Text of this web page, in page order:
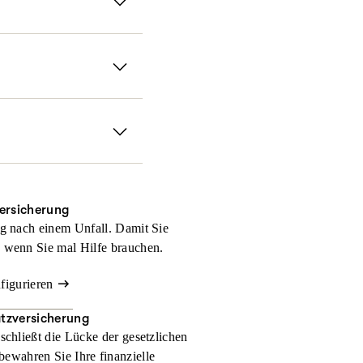
nicht denkt. Mit
nach einem Unfall. Damit Sie
Sie mal Hilfe brauchen.
die Lücke der gesetzlichen
Sie Ihre finanzielle